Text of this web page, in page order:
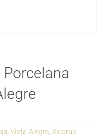
, Vista Alegre, Xicaras